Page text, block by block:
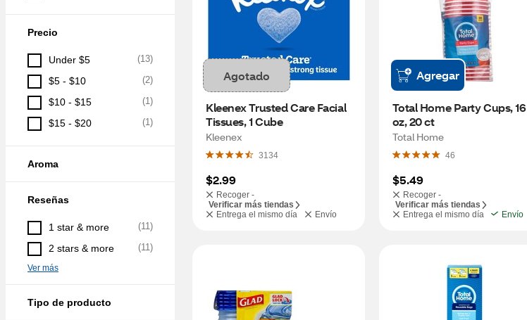
Precio
Under $5 (13)
$5 - $10 (2)
$10 - $15 (1)
$15 - $20 (1)
Aroma
Reseñas
1 star & more (11)
2 stars & more (11)
Ver más
Tipo de producto
Agotado
Kleenex Trusted Care Facial
Tissues, 1 Cube
Kleenex
3134
$2.99
Recoger -
Verificar más tiendas
Entrega el mismo día
Envío
Agregar
Total Home Party Cups, 16
oz, 20 ct
Total Home
46
$5.49
Recoger -
Verificar más tiendas
Entrega el mismo día
Envío